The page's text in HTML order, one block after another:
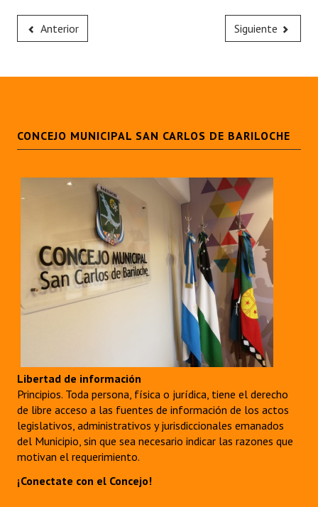
Anterior Siguiente
CONCEJO MUNICIPAL SAN CARLOS DE BARILOCHE
Libertad de información
Principios. Toda persona, física o jurídica, tiene el derecho
de libre acceso a las fuentes de información de los actos
legislativos, administrativos y jurisdiccionales emanados
del Municipio, sin que sea necesario indicar las razones que
motivan el requerimiento.
¡Conectate con el Concejo!